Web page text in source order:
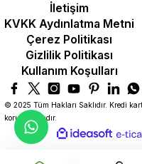
İletişim
KVKK Aydınlatma Metni
Çerez Politikası
Gizlilik Politikası
Kullanım Koşulları
© 2025 Tüm Hakları Saklıdır. Kredi
korunmaktadır.
ideasoft